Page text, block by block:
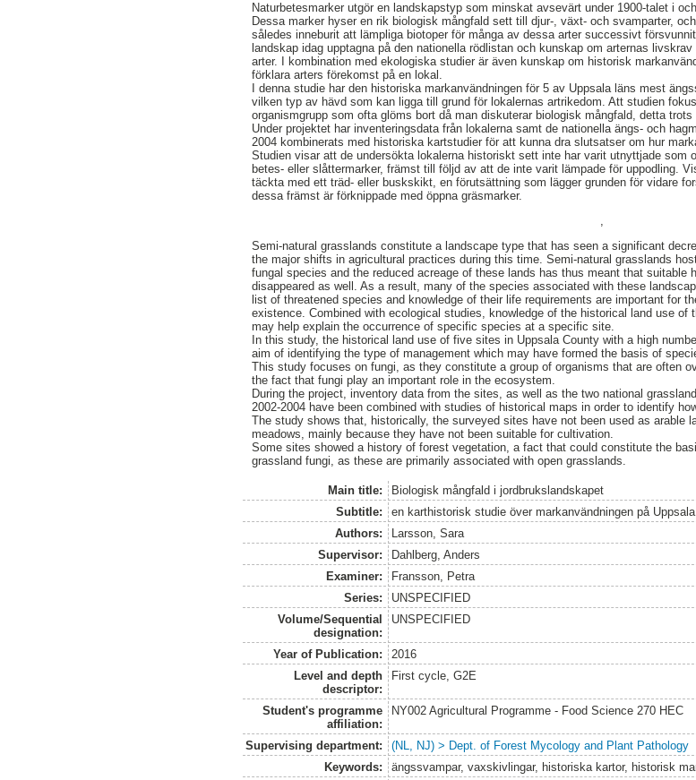
Naturbetesmarker utgör en landskapstyp som minskat avsevärt under 1900-talet i
Dessa marker hyser en rik biologisk mångfald sett till djur-, växt- och svamparter,
således inneburit att lämpliga biotoper för många av dessa arter successivt
landskap idag upptagna på den nationella rödlistan och kunskap om arternas
arter. I kombination med ekologiska studier är även kunskap om historisk
förklara arters förekomst på en lokal.
I denna studie har den historiska markanvändningen för 5 av Uppsala läns mest
vilken typ av hävd som kan ligga till grund för lokalernas artrikedom. Att studien
organismgrupp som ofta glöms bort då man diskuterar biologisk mångfald, detta
Under projektet har inventeringsdata från lokalerna samt de nationella ängs- och
2004 kombinerats med historiska kartstudier för att kunna dra slutsatser om hur
Studien visar att de undersökta lokalerna historiskt sett inte har varit utnyttjade som
betes- eller slåttermarker, främst till följd av att de inte varit lämpade för uppodling.
täckta med ett träd- eller buskskikt, en förutsättning som lägger grunden för vidare
dessa främst är förknippade med öppna gräsmarker.
Semi-natural grasslands constitute a landscape type that has seen a significant
the major shifts in agricultural practices during this time. Semi-natural grasslands
fungal species and the reduced acreage of these lands has thus meant that
disappeared as well. As a result, many of the species associated with these
list of threatened species and knowledge of their life requirements are important for
existence. Combined with ecological studies, knowledge of the historical land use
may help explain the occurrence of specific species at a specific site.
In this study, the historical land use of five sites in Uppsala County with a high
aim of identifying the type of management which may have formed the basis of
This study focuses on fungi, as they constitute a group of organisms that are often
the fact that fungi play an important role in the ecosystem.
During the project, inventory data from the sites, as well as the two national
2002-2004 have been combined with studies of historical maps in order to identify
The study shows that, historically, the surveyed sites have not been used as arable
meadows, mainly because they have not been suitable for cultivation.
Some sites showed a history of forest vegetation, a fact that could constitute the
grassland fungi, as these are primarily associated with open grasslands.
Main title:
Biologisk mångfald i jordbrukslandskapet
Subtitle:
en karthistorisk studie över markanvändningen på
Authors:
Larsson, Sara
Supervisor:
Dahlberg, Anders
Examiner:
Fransson, Petra
Series:
UNSPECIFIED
Volume/Sequential
designation:
UNSPECIFIED
Year of Publication:
2016
Level and depth
descriptor:
First cycle, G2E
Student's programme
affiliation:
NY002 Agricultural Programme - Food Science 270 HEC
Supervising department:
(NL, NJ) > Dept. of Forest Mycology and Plant Pathology
Keywords:
ängssvampar, vaxskivlingar, historiska kartor, historisk